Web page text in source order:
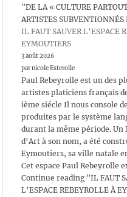
"DE LA « CULTURE
ARTISTES
IL FAUT SAUVER L’ESPACE
EYMOUTIERS
3 août 2026
par nicole Esterolle
Paul Rebeyrolle est un des
artistes platiciens français
ième siécle Il nous console
produites par le système
durant la même période. Un
d’Art à son nom, a été
Eymoutiers, sa ville natale
Cet espace Paul Rebeyrolle
Continue reading "IL FAUT
L’ESPACE REBEYROLLE À